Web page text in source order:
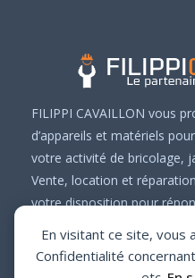
En visitant ce site, vous
Confidentialité
FILIPPI CAVAILLON vous
d’appareils et matériels
votre activité de bricolage,
Vente, location et
votre disposition pour